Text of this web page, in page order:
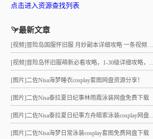
点击进入资源查找列表
最新文章
[视频] 冒险岛国服怀旧服 月妙副本详细攻略 一条视频助力10级直升21 组队不求人
[视频] 冒险岛怀旧服萌新必看攻略，1-30级详细攻略，3小时就能到21级！
[图片]二佐Nisa海梦睡衣cosplay套图网盘资源分享！
[图片]二佐Nisa泰拉夏日纪事林雨霞泳装网盘免费下载
[图片]二佐Nisa泰拉夏日纪事方舟暗索泳装cosplay网盘分享！
[图片]二佐Nisa海梦日常泳装cosplay套图免费网盘下载